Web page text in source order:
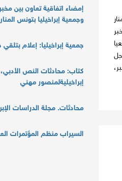
إمضاء اتفاقية تعاون بين
وجمعية إبراخيليا بتونس المنار
جمعية إبراخيليا: إعلام
كتاب: محادثات النص
إبراخيليةلمنصور مهني
محادثات. مجلة الدراسات
السيراب منظم المؤتمرات